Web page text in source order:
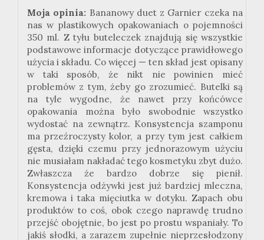
Moja opinia: Bananowy duet z Garnierczeka na
nas w plastikowych opakowaniach o pojemności
350 ml. Z tyłu buteleczek znajdują się wszystkie
podstawowe informacje dotyczące prawidłowego
użycia i składu. Co więcej — ten skład jest opisany
w taki sposób, że nikt nie powinien mieć
problemów z tym, żeby go zrozumieć. Butelki są
na tyle wygodne, że nawet przy końcówce
opakowania można było swobodnie wszystko
wydostać na zewnątrz. Konsystencja szamponu
ma przeźroczysty kolor, a przy tym jest całkiem
gęsta, dzięki czemu przy jednorazowym użyciu
nie musiałam nakładać tego kosmetyku zbyt dużo.
Zwłaszcza że bardzo dobrze się pienił.
Konsystencja odżywki jest już bardziej mleczna,
kremowa i taka mięciutka w dotyku. Zapach obu
produktów to coś, obok czego naprawdę trudno
przejść obojętnie, bo jest po prostu wspaniały. To
jakiś słodki, a zarazem zupełnie nieprzesłodzony